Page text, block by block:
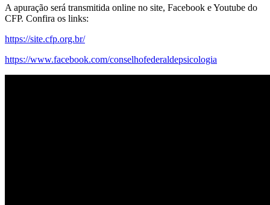
A apuração será transmitida online no site, Facebook e Youtube do
CFP. Confira os links:
https://site.cfp.org.br/
https://www.facebook.com/conselhofederaldepsicologia